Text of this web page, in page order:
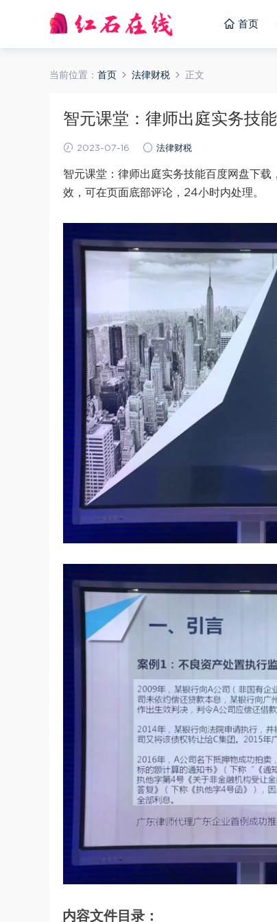
首页
当前位置： 首页 法律财税 正文
智元课堂：律师出庭实务技
2023-07-16 法律财税
智元课堂：律师出庭实务技能百度网盘下
效，可在页面底部评论，24小时内处理。
内容文件目录：